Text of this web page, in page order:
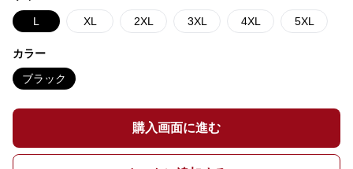
L XL 2XL 3XL 4XL 5XL
カラー
ブラック
購入画面に進む